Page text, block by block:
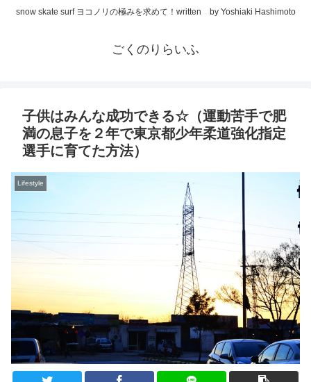
snow skate surf ヨコノリの極みを求めて！written by Yoshiaki Hashimoto
ごくのりらいふ
子供はみんな成功できる☆（運動苦手で肥
満の息子を２年で東京都少年柔道強化指定
選手に育てた方法）
Lifestyle